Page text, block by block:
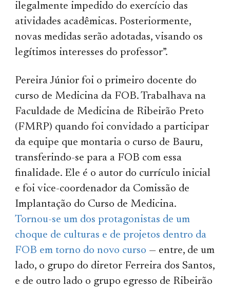
ilegalmente impedido do exercício das
atividades acadêmicas. Posteriormente,
novas medidas serão adotadas, visando os
legítimos interesses do professor”.
Pereira Júnior foi o primeiro docente do
curso de Medicina da FOB. Trabalhava na
Faculdade de Medicina de Ribeirão Preto
(FMRP) quando foi convidado a participar
da equipe que montaria o curso de Bauru,
transferindo-se para a FOB com essa
finalidade. Ele é o autor do currículo inicial
e foi vice-coordenador da Comissão de
Implantação do Curso de Medicina.
Tornou-se um dos protagonistas de um
choque de culturas e de projetos dentro da
FOB em torno do novo curso — entre, de um
lado, o grupo do diretor Ferreira dos Santos,
e de outro lado o grupo egresso de Ribeirão